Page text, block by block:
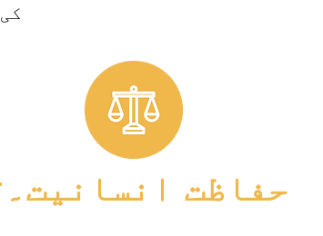
#حفاظت انسانیت۔